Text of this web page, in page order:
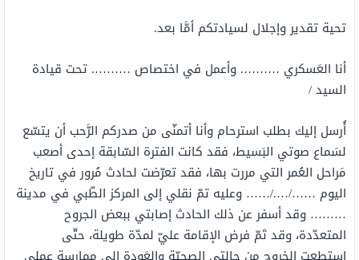
تحية تقدير وإجلال لسيادتكم أمَّا بعد.
أنا العَسكري ………. وأعمل في اختصاص ………. تحت قيادة
السيد /
أُرسل إليك بطلب استرحام وأنا أتمنّى من صدركم الرَّحب أن يتسّع
لسَماع صوتي البَسيط، فقد كانت الفترة السّابقة إحدى أصعب
مَراحل العُمر التي مررت بها، فقد تعرّضت لحادث مُرور في تاريخ
اليوم ……/…./…… وعليه تمّ نقلي إلى المركز الطّبي في مدينة
……… وقد أسفر عن ذلك الحادث إصابتي ببعض الجروح
المتعدّدة، وقد تَمّ فرض الإقامة عليّ لمدّة طويلة، حتّى